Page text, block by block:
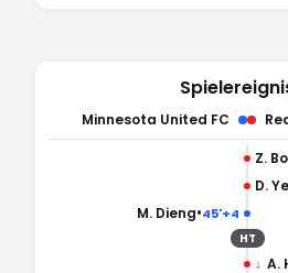
Minnesota United FC
Z.
D.
45'+4
•
M. Dieng
HT
↓ A.